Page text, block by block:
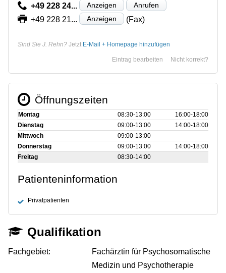
+49 228 24... Anzeigen Anrufen
+49 228 21... Anzeigen (Fax)
Sind Sie J. Rehn? Jetzt E-Mail + Homepage hinzufügen
Nicht korrekt?
Eintrag bearbeiten
Öffnungszeiten
Montag 08:30‑13:00
16:00‑18:00
Dienstag
09:00‑13:00
14:00‑18:00
Mittwoch
09:00‑13:00
Donnerstag
09:00‑13:00
14:00‑18:00
Freitag
08:30‑14:00
Patienteninformation
Privatpatienten
Qualifikation
Fachgebiet:
Fachärztin für Psychosomatische
Medizin und Psychotherapie